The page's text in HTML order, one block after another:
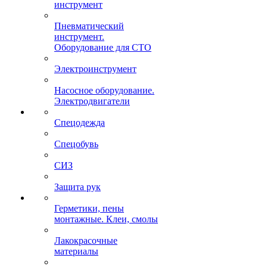
инструмент
Пневматический
инструмент.
Оборудование для СТО
Электроинструмент
Насосное оборудование.
Электродвигатели
Спецодежда
Спецобувь
СИЗ
Защита рук
Герметики, пены
монтажные. Клеи, смолы
Лакокрасочные
материалы